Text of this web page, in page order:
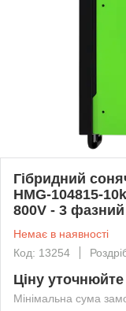
Гібридний
HMG-104815-
800V - 3 фазний
Немає в наявності
Код: 13254
Ціну уточнюйте
Мінімальна сума